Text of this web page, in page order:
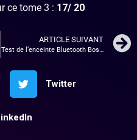
ce tome 3 : 17/ 20
ARTICLE SUIVANT
Test de l’enceinte Bluetooth Bose SoundLink Flex
Twitter